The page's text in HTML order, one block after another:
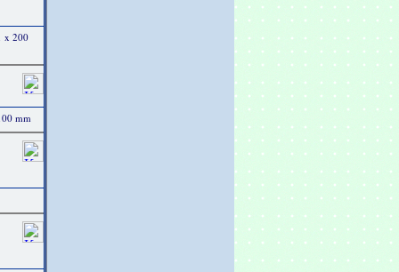
x 200
mm